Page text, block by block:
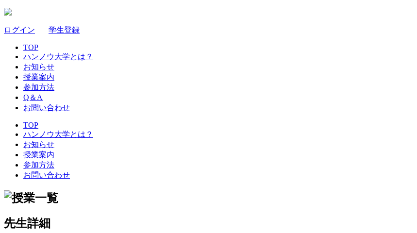
ログイン 学生登録
TOP
ハンノウ大学とは？
お知らせ
授業案内
参加方法
Q＆A
お問い合わせ
TOP
ハンノウ大学とは？
お知らせ
授業案内
参加方法
お問い合わせ
先生詳細